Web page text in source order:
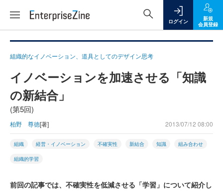
ログイン
新規
会員登録
組織的なイノベーション、道具としてのデザイン思考
イノベーションを加速させる「知識
の新結合」
(第5回)
柏野 尊徳[著] 2013/07/12 08:00
組織 経営・イノベーション 不確実性 新結合 知識 組み合わせ
組織的学習
前回の記事では、不確実性を低減させる「学習」について紹介し